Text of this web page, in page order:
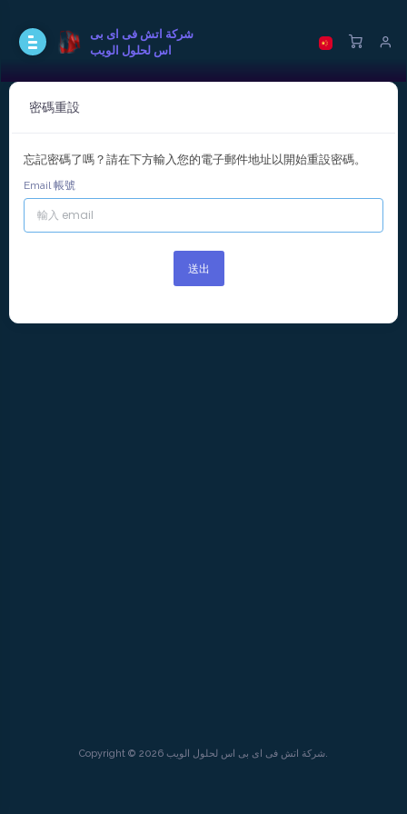
شركة اتش فى اى بى
اس لحلول الويب
密碼重設
忘記密碼了嗎？請在下方輸入您的電子郵件地址以開始重設密碼。
Email 帳號
送出
Copyright © 2026 شركة اتش فى اى بى اس لحلول الويب.